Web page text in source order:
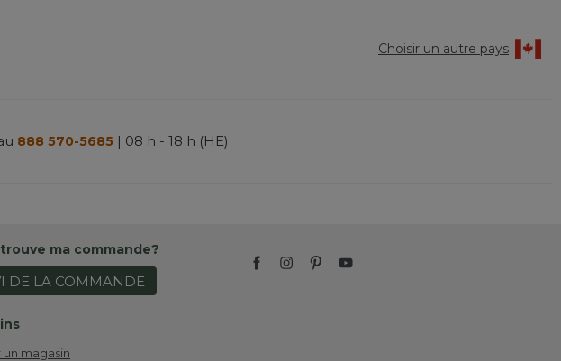
Choisir un autre pays
888 570-5685 | 08 h - 18 h (HE)
ma commande?
DE LA COMMANDE
un magasin